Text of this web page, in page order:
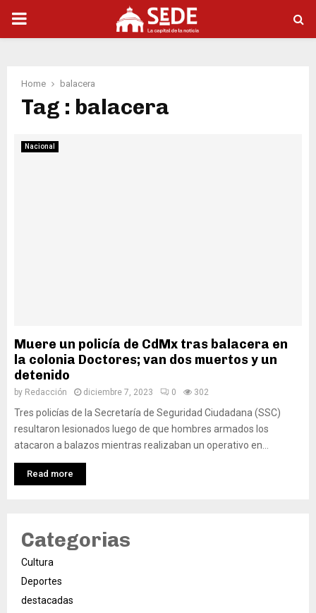
PRIMARY
Home balacera
Tag : balacera
Nacional
Muere un policía de CdMx tras balacera en
la colonia Doctores; van dos muertos y un
detenido
by Redacción diciembre 7, 2023 0 302
Tres policías de la Secretaría de Seguridad Ciudadana (SSC)
resultaron lesionados luego de que hombres armados los
atacaron a balazos mientras realizaban un operativo en...
Read more
Categorias
Cultura
Deportes
destacadas